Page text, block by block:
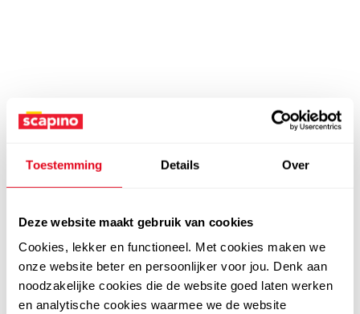
Toestemming Details Over
Deze website maakt gebruik van cookies
Cookies, lekker en functioneel. Met cookies maken we
onze website beter en persoonlijker voor jou. Denk aan
noodzakelijke cookies die de website goed laten werken
en analytische cookies waarmee we de website